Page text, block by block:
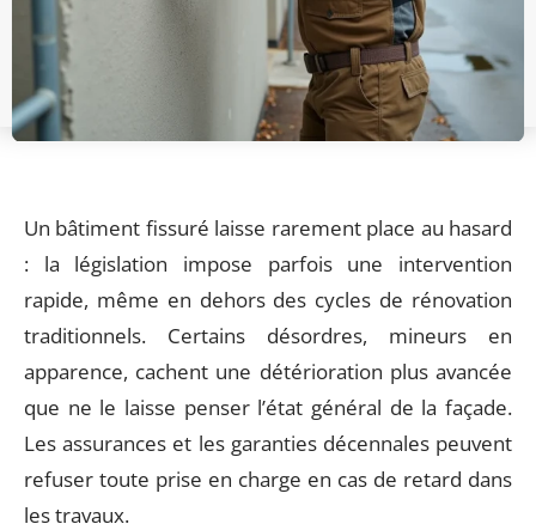
Un bâtiment fissuré laisse rarement place au hasard
: la législation impose parfois une intervention
rapide, même en dehors des cycles de rénovation
traditionnels. Certains désordres, mineurs en
apparence, cachent une détérioration plus avancée
que ne le laisse penser l’état général de la façade.
Les assurances et les garanties décennales peuvent
refuser toute prise en charge en cas de retard dans
les travaux.